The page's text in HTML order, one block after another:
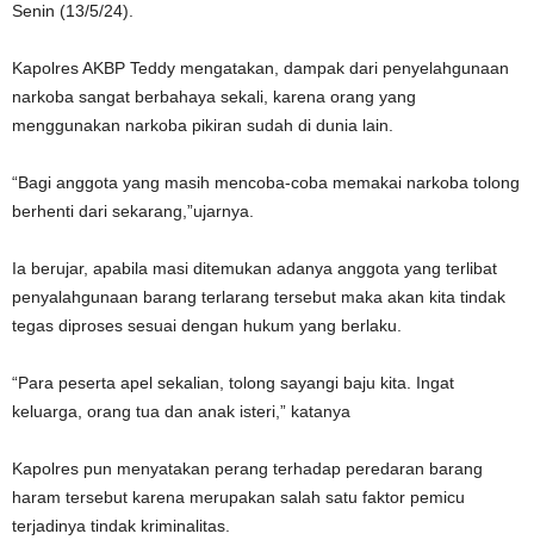
Senin (13/5/24).
Kapolres AKBP Teddy mengatakan, dampak dari penyelahgunaan
narkoba sangat berbahaya sekali, karena orang yang
menggunakan narkoba pikiran sudah di dunia lain.
“Bagi anggota yang masih mencoba-coba memakai narkoba tolong
berhenti dari sekarang,”ujarnya.
Ia berujar, apabila masi ditemukan adanya anggota yang terlibat
penyalahgunaan barang terlarang tersebut maka akan kita tindak
tegas diproses sesuai dengan hukum yang berlaku.
“Para peserta apel sekalian, tolong sayangi baju kita. Ingat
keluarga, orang tua dan anak isteri,” katanya
Kapolres pun menyatakan perang terhadap peredaran barang
haram tersebut karena merupakan salah satu faktor pemicu
terjadinya tindak kriminalitas.